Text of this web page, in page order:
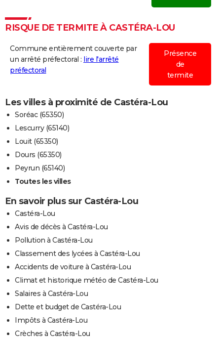
RISQUE DE TERMITE À CASTÉRA-LOU
Commune entièrement couverte par
un arrêté préfectoral : lire l'arrêté
préfectoral
Présence
de
termite
Les villes à proximité de Castéra-Lou
Soréac (65350)
Lescurry (65140)
Louit (65350)
Dours (65350)
Peyrun (65140)
Toutes les villes
En savoir plus sur Castéra-Lou
Castéra-Lou
Avis de décès à Castéra-Lou
Pollution à Castéra-Lou
Classement des lycées à Castéra-Lou
Accidents de voiture à Castéra-Lou
Climat et historique météo de Castéra-Lou
Salaires à Castéra-Lou
Dette et budget de Castéra-Lou
Impôts à Castéra-Lou
Crèches à Castéra-Lou